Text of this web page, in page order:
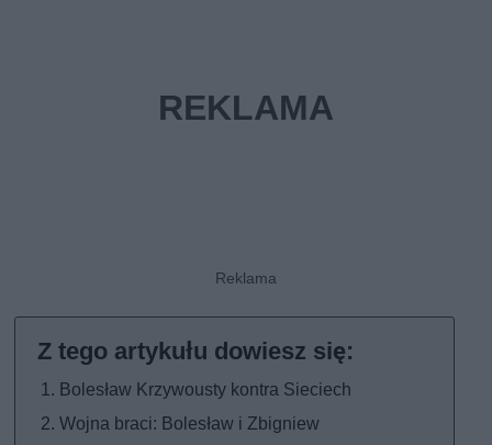
Bolesław Krzywousty kontra Sieciech
Wojna braci: Bolesław i Zbigniew